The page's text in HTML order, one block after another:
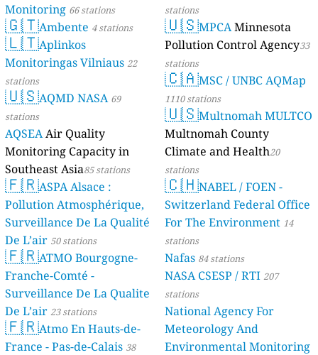
Monitoring 66 stations
🇬🇹Ambente 4 stations
🇱🇹Aplinkos
Monitoringas Vilniaus 22
stations
🇺🇸AQMD NASA 69
stations
AQSEAAir Quality
Monitoring Capacity in
Southeast Asia85 stations
🇫🇷ASPA Alsace :
Pollution Atmosphérique,
Surveillance De La Qualité
De L’air 50 stations
🇫🇷ATMO Bourgogne-
Franche-Comté -
Surveillance De La Qualite
De L’air 23 stations
🇫🇷Atmo En Hauts-de-
France - Pas-de-Calais 38
stations
🇺🇸MPCAMinnesota
Pollution Control Agency33
stations
🇨🇦MSC / UNBC AQMap
1110 stations
🇺🇸Multnomah MULTCO
Multnomah County
Climate and Health20
stations
🇨🇭NABEL / FOEN -
Switzerland Federal Office
For The Environment 14
stations
Nafas 84 stations
NASA CSESP / RTI 207
stations
National Agency For
Meteorology And
Environmental Monitoring